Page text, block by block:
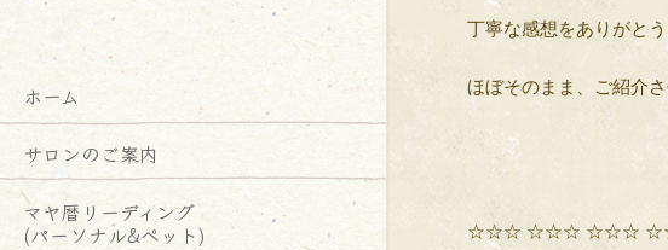
ホーム
サロンのご案内
マヤ暦リーディング
(パーソナル&ペット)
丁寧な感想をありがと
ほぼそのまま、ご紹介
☆☆☆ ☆☆☆ ☆☆☆